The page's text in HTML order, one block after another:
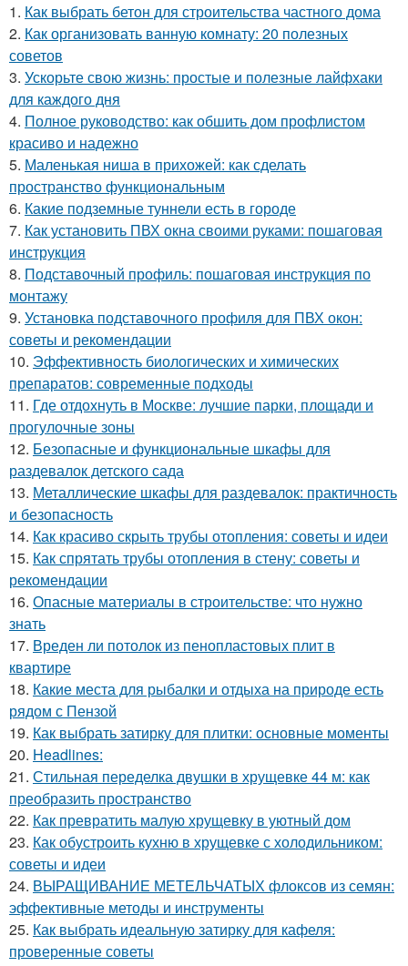
1. Как выбрать бетон для строительства частного дома
2. Как организовать ванную комнату: 20 полезных
советов
3. Ускорьте свою жизнь: простые и полезные лайфхаки
для каждого дня
4. Полное руководство: как обшить дом профлистом
красиво и надежно
5. Маленькая ниша в прихожей: как сделать
пространство функциональным
6. Какие подземные туннели есть в городе
7. Как установить ПВХ окна своими руками: пошаговая
инструкция
8. Подставочный профиль: пошаговая инструкция по
монтажу
9. Установка подставочного профиля для ПВХ окон:
советы и рекомендации
10. Эффективность биологических и химических
препаратов: современные подходы
11. Где отдохнуть в Москве: лучшие парки, площади и
прогулочные зоны
12. Безопасные и функциональные шкафы для
раздевалок детского сада
13. Металлические шкафы для раздевалок: практичность
и безопасность
14. Как красиво скрыть трубы отопления: советы и идеи
15. Как спрятать трубы отопления в стену: советы и
рекомендации
16. Опасные материалы в строительстве: что нужно
знать
17. Вреден ли потолок из пенопластовых плит в
квартире
18. Какие места для рыбалки и отдыха на природе есть
рядом с Пензой
19. Как выбрать затирку для плитки: основные моменты
20. Headlines:
21. Стильная переделка двушки в хрущевке 44 м: как
преобразить пространство
22. Как превратить малую хрущевку в уютный дом
23. Как обустроить кухню в хрущевке с холодильником:
советы и идеи
24. ВЫРАЩИВАНИЕ МЕТЕЛЬЧАТЫХ флоксов из семян:
эффективные методы и инструменты
25. Как выбрать идеальную затирку для кафеля:
проверенные советы